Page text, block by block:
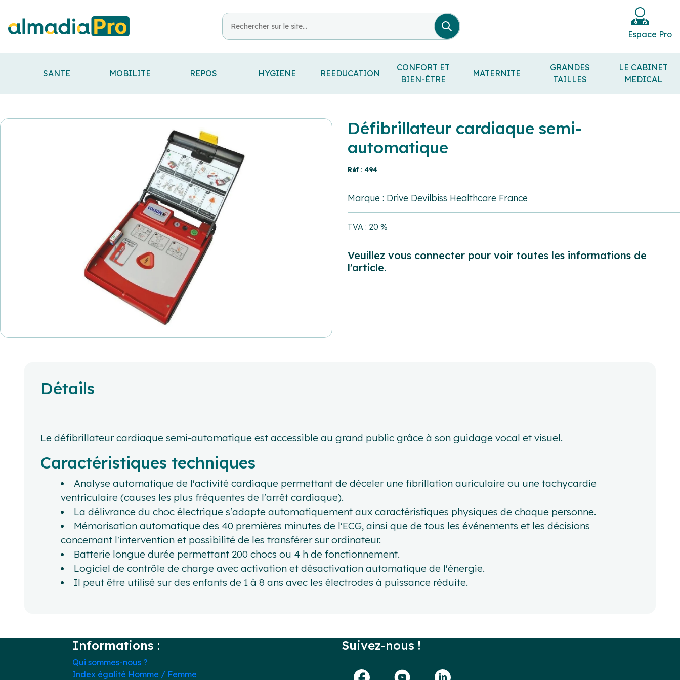
Espace Pro
SANTE MOBILITE REPOS HYGIENE REEDUCATION
CONFORT ET
BIEN-ÊTRE
MATERNITE
GRANDES
TAILLES
LE CABINET
MEDICAL
Défibrillateur cardiaque semi-
automatique
Réf : 494
Marque : Drive Devilbiss Healthcare France
TVA : 20 %
Veuillez vous connecter pour voir toutes les informations de
l'article.
Détails
Le défibrillateur cardiaque semi-automatique est accessible au grand public grâce à son guidage vocal et visuel.
Caractéristiques techniques
Analyse automatique de l'activité cardiaque permettant de déceler une fibrillation auriculaire ou une tachycardie
ventriculaire (causes les plus fréquentes de l'arrêt cardiaque).
La délivrance du choc électrique s'adapte automatiquement aux caractéristiques physiques de chaque personne.
Mémorisation automatique des 40 premières minutes de l'ECG, ainsi que de tous les événements et les décisions
concernant l'intervention et possibilité de les transférer sur ordinateur.
Batterie longue durée permettant 200 chocs ou 4 h de fonctionnement.
Logiciel de contrôle de charge avec activation et désactivation automatique de l'énergie.
Il peut être utilisé sur des enfants de 1 à 8 ans avec les électrodes à puissance réduite.
Informations :
Qui sommes-nous ?
Index égalité Homme / Femme
Suivez-nous !